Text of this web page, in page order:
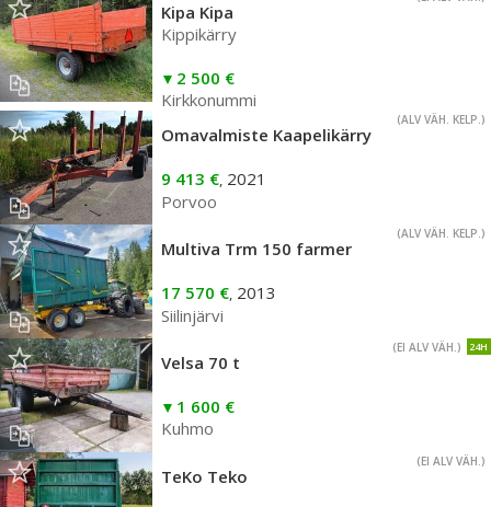
Kipa Kipa
Kippikärry
2 500 €
Kirkkonummi
(ALV VÄH. KELP.)
Omavalmiste Kaapelikärry
9 413 €, 2021
Porvoo
(ALV VÄH. KELP.)
Multiva Trm 150 farmer
17 570 €, 2013
Siilinjärvi
24H
(EI ALV VÄH.)
Velsa 70 t
1 600 €
Kuhmo
(EI ALV VÄH.)
TeKo Teko